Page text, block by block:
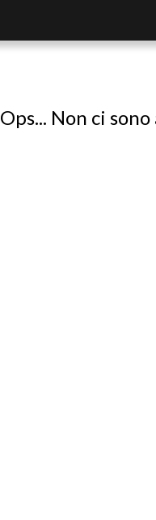
Ops... Non ci